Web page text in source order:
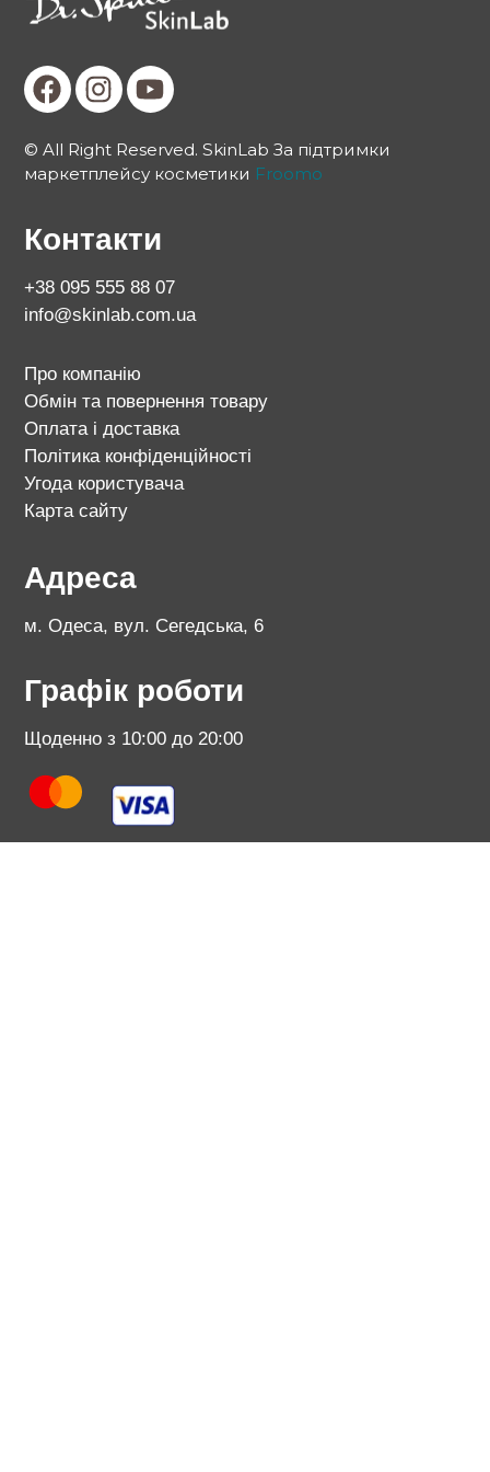
© All Right Reserved. SkinLab За підтримки
маркетплейсу косметики Froomo
Контакти
+38 095 555 88 07
info@skinlab.com.ua
Про компанію
Обмін та повернення товару
Оплата і доставка
Політика конфіденційності
Угода користувача
Карта сайту
Адреса
м. Одеса, вул. Сегедська, 6
Графік роботи
Щоденно з 10:00 до 20:00